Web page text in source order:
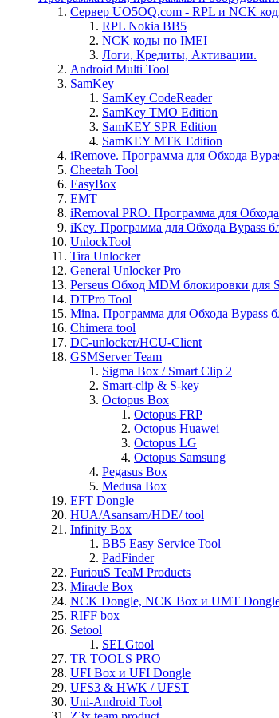
Сервер UO5OQ.com - RPL и NCK
RPL Nokia BB5
NCK коды по IMEI
Логи, Кредиты, Активации.
Android Multi Tool
SamKey
SamKey CodeReader
SamKey TMO Edition
SamKEY SPR Edition
SamKEY MTK Edition
iRemove. Программа для Обхода
Cheetah Tool
EasyBox
EMT
iRemoval PRO. Программа для
iKey. Программа для Обхода Bypass
UnlockTool
Tira Unlocker
General Unlocker Pro
Perseus Обход MDM блокировки для
DTPro Tool
Mina. Программа для Обхода Bypass
Chimera tool
DC-unlocker/HCU-Client
GSMServer Team
Sigma Box / Smart Clip 2
Smart-clip & S-key
Octopus Box
Octopus FRP
Octopus Huawei
Octopus LG
Octopus Samsung
Pegasus Box
Medusa Box
EFT Dongle
HUA/Asansam/HDE/ tool
Infinity Box
BB5 Easy Service Tool
PadFinder
FuriouS TeaM Products
Miracle Box
NCK Dongle, NCK Box и UMT
RIFF box
Setool
SELGtool
TR TOOLS PRO
UFI Box и UFI Dongle
UFS3 & HWK / UFST
Uni-Android Tool